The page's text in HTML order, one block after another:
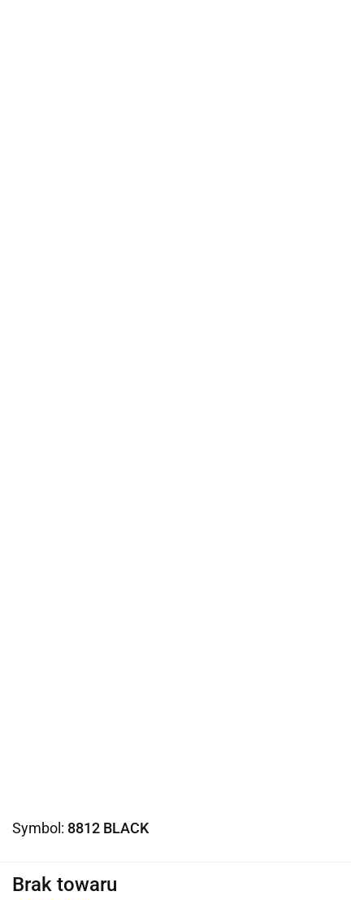
Symbol: 8812 BLACK
Brak towaru